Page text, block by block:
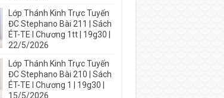
Lớp Thánh Kinh Trực Tuyến
ĐC Stephano Bài 211 | Sách
ÉT-TE I Chương 1tt | 19g30 |
22/5/2026
Lớp Thánh Kinh Trực Tuyến
ĐC Stephano Bài 210 | Sách
ÉT-TE I Chương 1 | 19g30 |
15/5/2026